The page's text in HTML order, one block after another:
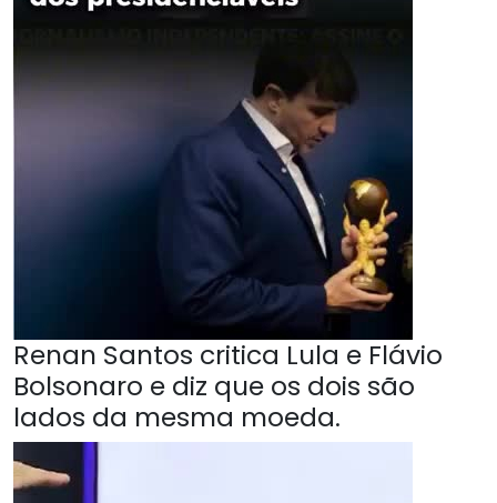
Renan Santos critica Lula e Flávio
Bolsonaro e diz que os dois são
lados da mesma moeda.